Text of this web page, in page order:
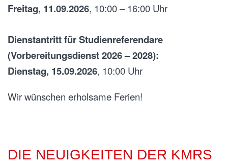
Freitag, 11.09.2026, 10:00 – 16:00 Uhr
Dienstantritt für Studienreferendare
(Vorbereitungsdienst 2026 – 2028):
Dienstag, 15.09.2026, 10:00 Uhr
Wir wünschen erholsame Ferien!
DIE NEUIGKEITEN DER KMRS